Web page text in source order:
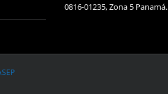
0816-01235, Zona 5 Panamá.